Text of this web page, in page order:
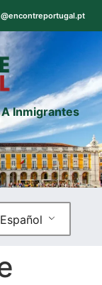
Inmigrantes
Español